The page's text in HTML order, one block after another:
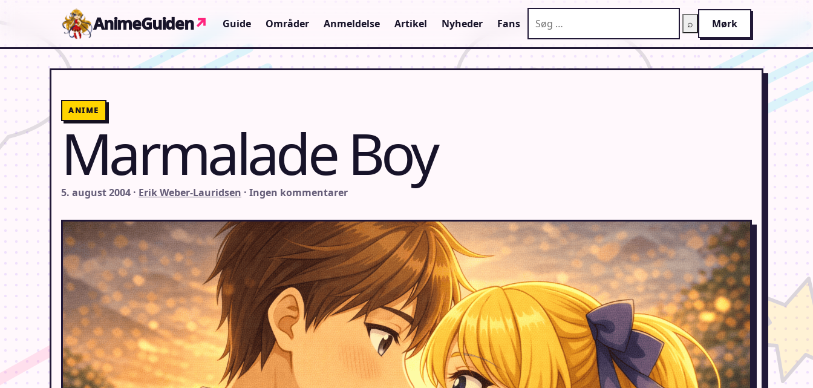
AnimeGuiden↗ Guide Områder Anmeldelse Artikel Nyheder Fans ⌕ Mørk
ANIME
Marmalade Boy
5. august 2004 · Erik Weber-Lauridsen · Ingen kommentarer